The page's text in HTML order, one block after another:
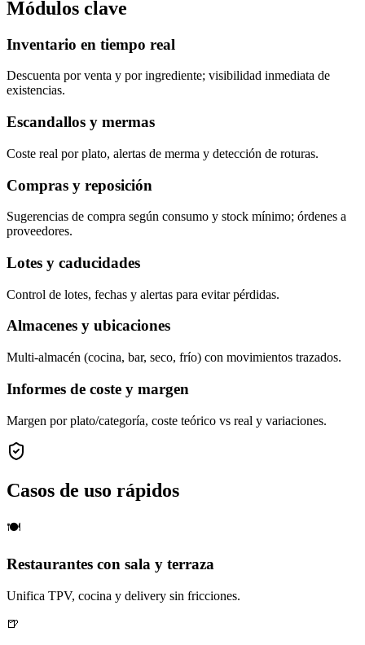
Módulos clave
Inventario en tiempo real
Descuenta por venta y por ingrediente; visibilidad inmediata de
existencias.
Escandallos y mermas
Coste real por plato, alertas de merma y detección de roturas.
Compras y reposición
Sugerencias de compra según consumo y stock mínimo; órdenes a
proveedores.
Lotes y caducidades
Control de lotes, fechas y alertas para evitar pérdidas.
Almacenes y ubicaciones
Multi-almacén (cocina, bar, seco, frío) con movimientos trazados.
Informes de coste y margen
Margen por plato/categoría, coste teórico vs real y variaciones.
Casos de uso rápidos
🍽️
Restaurantes con sala y terraza
Unifica TPV, cocina y delivery sin fricciones.
🍺